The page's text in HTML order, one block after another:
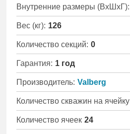
Внутренние размеры (ВхШхГ):
Вес (кг): 126
Количество секций: 0
Гарантия: 1 год
Производитель: Valberg
Количество скважин на ячейку
Количество ячеек 24